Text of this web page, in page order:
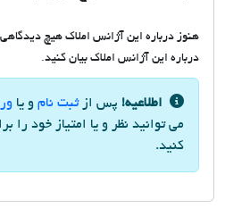
هنوز درباره این آژانس املاک هیچ
درباره این آژانس املاک بیان کنید.
اطلاعیه! پس ازثبت نام و یا
می توانید نظر و یا امتیاز خود را
کنید.